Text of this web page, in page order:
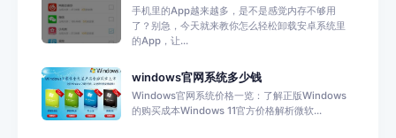
手机里的App越来越多，是不是感觉内存不够用
了？别急，今天就来教你怎么轻松卸载安卓系统里
的App，让...
windows官网系统多少钱
Windows官网系统价格一览：了解正版Windows
的购买成本Windows 11官方价格解析微软...